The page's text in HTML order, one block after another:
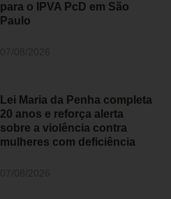
para o IPVA PcD em São
Paulo
Lei Maria da Penha completa
20 anos e reforça alerta
sobre a violência contra
mulheres com deficiência